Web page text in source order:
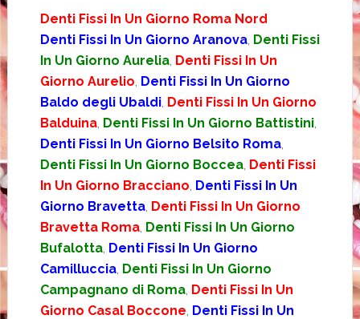
Denti Fissi In Un Giorno Roma Nord
Denti Fissi In Un Giorno Aranova, Denti Fissi
In Un Giorno Aurelia, Denti Fissi In Un
Giorno Aurelio Denti Fissi In Un Giorno
Baldo degli Ubaldi, Denti Fissi In Un Giorno
Balduina, Denti Fissi In Un Giorno Battistini,
Denti Fissi In Un Giorno Belsito Roma,
Denti Fissi In Un Giorno Boccea, Denti Fissi
In Un Giorno Bracciano Denti Fissi In Un
Giorno Bravetta, Denti Fissi In Un Giorno
Bravetta Roma, Denti Fissi In Un Giorno
Bufalotta, Denti Fissi In Un Giorno
Camilluccia, Denti Fissi In Un Giorno
Campagnano di Roma, Denti Fissi In Un
Giorno Casal Boccone Denti Fissi In Un